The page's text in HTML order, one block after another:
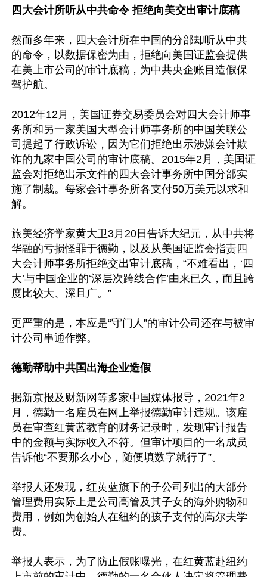
四大会计所听从中共命令 拒绝向美交出审计底稿
然而多年来，四大会计所在中国的分部却听从中共
的命令，以数据保密为由，拒绝向美国证监会提供
在美上市公司的审计底稿，为中共央企账目造假保
驾护航。
2012年12月，美国证券交易委员会对四大会计师事
务所和另一家美国大型会计师事务所的中国关联公
司提起了行政诉讼，因为它们拒绝出示涉嫌会计欺
诈的九家中国公司的审计底稿。2015年2月，美国证
监会对拒绝出示文件的四大会计事务所中国分部实
施了制裁。每家会计事务所各支付50万美元以求和
解。
旅美经济学家黄大卫3月20日告诉大纪元，从中共将
华融的亏损怪罪于德勤，以及从美国证监会指责四
大会计师事务所拒绝交出审计底稿，“不难看出，‘四
大’与中国企业的‘深层次跨线合作’由来已久，而且跨
度比较大、深且广。”
更严重的是，本应是“守门人”的审计公司还在与被审
计公司串通作弊。
德勤帮助中共国出海企业造假
据新京报及财新网等多家中国媒体报导，2021年2
月，德勤一名雇员在网上举报德勤审计违规。该雇
员在审查红黄蓝教育的财务记录时，发现审计报告
中的金额与实际收入不符。但审计项目的一名成员
告诉他“不要那么小心，随便填数字就行了”。
举报人还发现，红黄蓝旗下的子公司列出的大部分
管理费用实际上是公司高管及其子女的海外购物和
费用，例如为创始人在纽约的孩子支付的高尔夫学
费。
举报人表示，为了防止假账曝光，在红黄蓝赴纽约